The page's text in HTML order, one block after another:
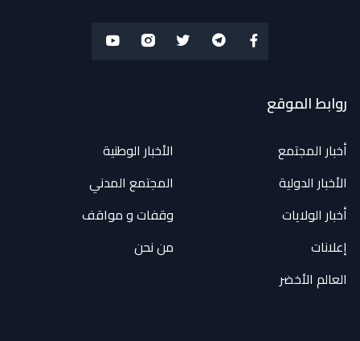
روابط الموقع
أخبار المجتمع
الأخبار الوطنية
الأخبار الدولية
المجتمع المدني
أخبار الولايات
وقفات و مواقف
إعلانات
من نحن
العالم الأخضر